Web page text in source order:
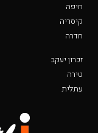
חיפה
קיסריה
חדרה
זכרון יעקב
טירה
עתלית